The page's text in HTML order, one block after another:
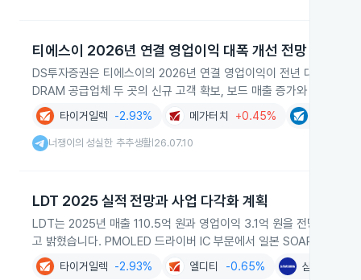
티에스이 2026년 연결 영업이익 대폭 개선 전망
DS투자증권은 티에스이의 2026년 연결 영업이익이 전년 대비
DRAM 공급업체 두 곳의 신규 고객 확보, 보드 매출 증가와 자회사 이
타이거일렉 -2.93% 메가터치 +0.45%
너쟁이의 성실한 추추생활| 26.07.10
LDT 2025 실적 전망과 사업 다각화 계획
LDT는 2025년 매출 110.5억 원과 영업이익 3.1억 원을 전망하며 반
고 밝혔습니다. PMOLED 드라이버 IC 부문에서 일본 SOAR사에
타이거일렉 -2.93% 엘디티 -0.65% 삼성전자